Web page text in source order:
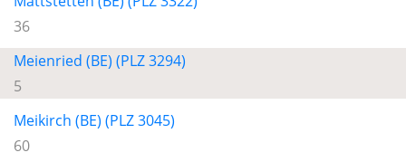
36
Meienried (BE) (PLZ 3294)
5
Meikirch (BE) (PLZ 3045)
60